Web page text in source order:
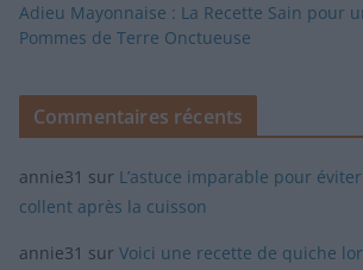
Adieu Mayonnaise : La Recette Sain pour
Pommes de Terre Onctueuse
Commentaires récents
annie31 sur L’astuce imparable pour
collent après la cuisson
annie31 sur Voici une recette de quiche